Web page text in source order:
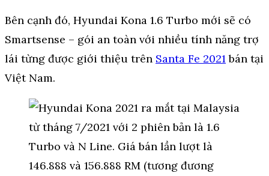
Bên cạnh đó, Hyundai Kona 1.6 Turbo mới sẽ có
Smartsense – gói an toàn với nhiều tính năng trợ
lái từng được giới thiệu trên Santa Fe 2021bán tại
Việt Nam.